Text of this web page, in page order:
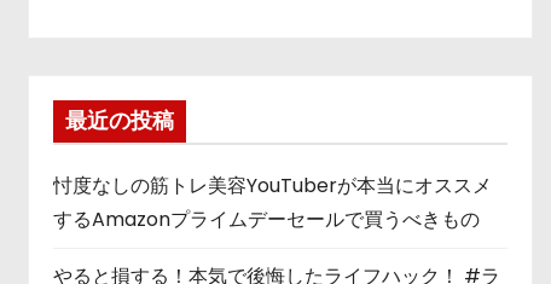
最近の投稿
忖度なしの筋トレ美容YouTuberが本当にオススメ
するAmazonプライムデーセールで買うべきもの
やると損する！本気で後悔したライフハック！ #ラ